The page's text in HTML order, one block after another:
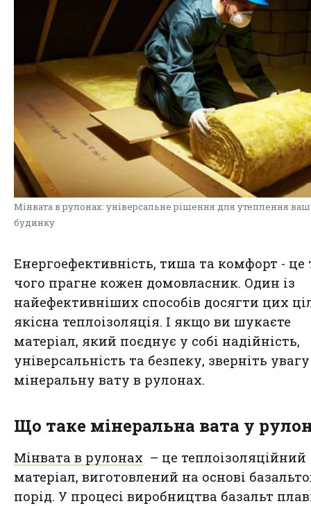
Мінвата в рулонах: універсальне рішення для утеплення
будинку
Енергоефективність, тиша та комфорт - це
чого прагне кожен домовласник. Один із
найефективніших способів досягти цих
якісна теплоізоляція. І якщо ви шукаєте
матеріал, який поєднує у собі надійність,
універсальність та безпеку, зверніть
мінеральну вату в рулонах.
Що таке мінеральна вата у
Мінвата в рулонах – це теплоізоляційний
матеріал, виготовлений на основі
порід. У процесі виробництва базальт